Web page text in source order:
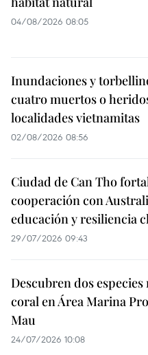
04/08/2026 08:05
Inundaciones y
cuatro muertos o
localidades vietnamitas
02/08/2026 08:56
Ciudad de Can Tho
cooperación con
educación y resiliencia
29/07/2026 09:43
Descubren dos especies
coral en Área Marina
Mau
24/07/2026 10:08